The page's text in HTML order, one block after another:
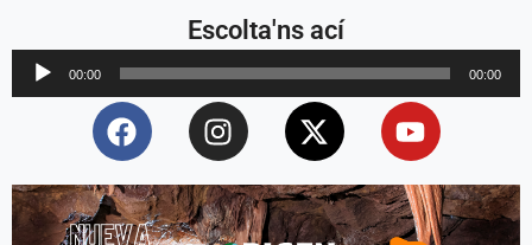
Escolta'ns ací
Reproductor
d'àudio
00:00 00:00